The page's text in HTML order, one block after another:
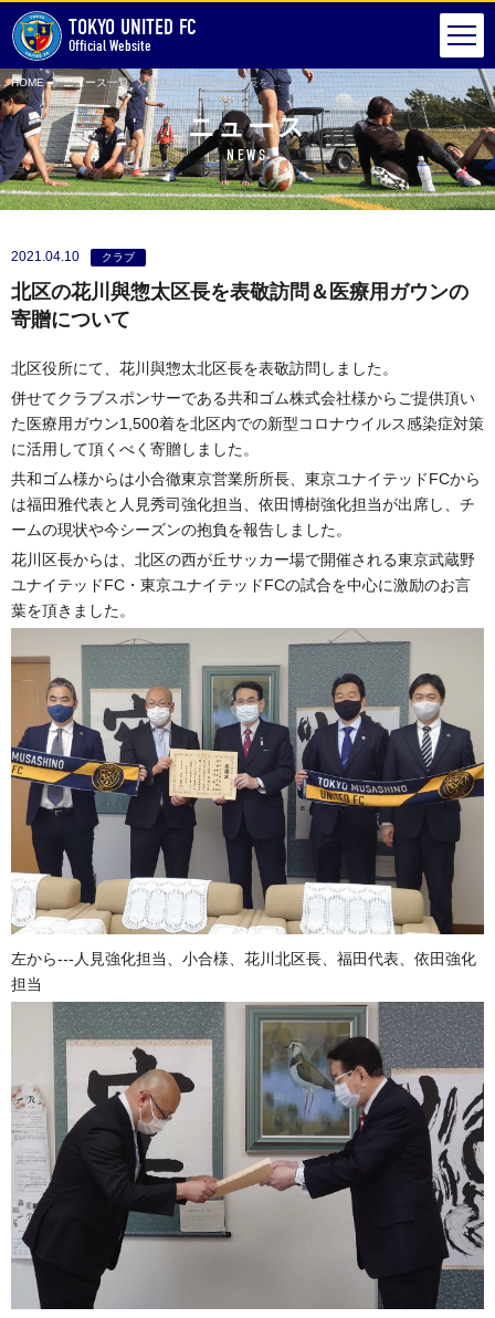
TOKYO UNITED FC
Official Website
HOME ニュース一覧 北区の花川與惣太区長を表敬訪問＆医療用ガウンの寄贈について
ニュース
NEWS
2021.04.10 クラブ
北区の花川與惣太区長を表敬訪問＆医療用ガウンの
寄贈について
北区役所にて、花川與惣太北区長を表敬訪問しました。
併せてクラブスポンサーである共和ゴム株式会社様からご提供頂い
た医療用ガウン1,500着を北区内での新型コロナウイルス感染症対策
に活用して頂くべく寄贈しました。
共和ゴム様からは小合徹東京営業所所長、東京ユナイテッドFCから
は福田雅代表と人見秀司強化担当、依田博樹強化担当が出席し、チ
ームの現状や今シーズンの抱負を報告しました。
花川区長からは、北区の西が丘サッカー場で開催される東京武蔵野
ユナイテッドFC・東京ユナイテッドFCの試合を中心に激励のお言
葉を頂きました。
左から‐‐‐人見強化担当、小合様、花川北区長、福田代表、依田強化
担当